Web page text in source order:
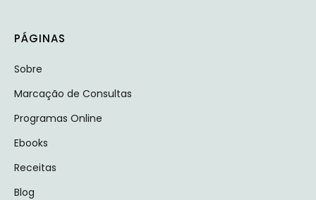
PÁGINAS
Sobre
Marcação de Consultas
Programas Online
Ebooks
Receitas
Blog